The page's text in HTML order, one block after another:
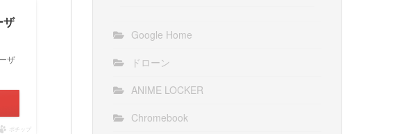
ザ
ザ
ポチップ
Google Home
ドローン
ANIME LOCKER
Chromebook